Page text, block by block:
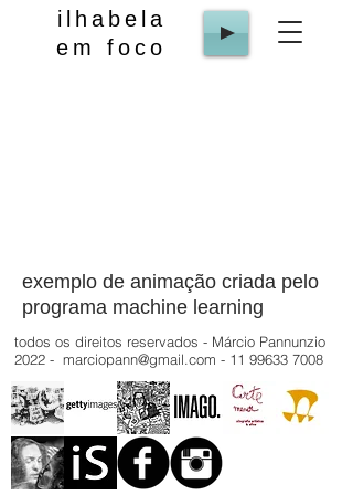
ilhabela
em foco
exemplo de animação criada pelo
programa machine learning
todos os direitos reservados - Márcio Pannunzio
2022 - marciopann@gmail.com - 11 99633 7008